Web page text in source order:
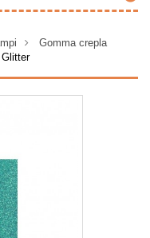
>
Gomma crepla